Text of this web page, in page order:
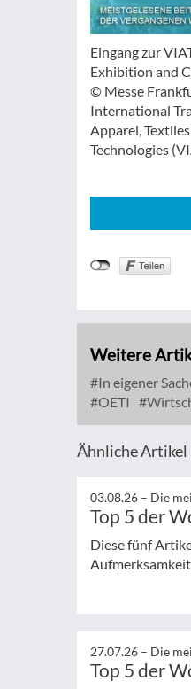
Eingang zur
Exhibition and
© Messe
International
Apparel,
Technologies
Weitere
In eigener
OETI
Ähnliche Artikel
03.08.26 – Die
Top 5 der
Diese fünf
27.07.26 – Die
Top 5 der